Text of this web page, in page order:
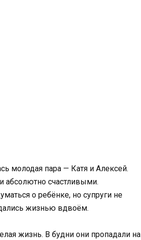
молодая пара — Катя и Алексей.
абсолютно счастливыми.
о ребёнке, но супруги не
жизнью вдвоём.
жизнь. В будни они пропадали на